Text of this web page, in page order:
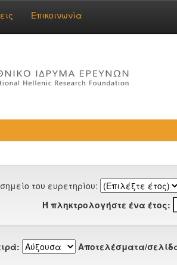
Επικοινωνία
του ευρετηρίου:
Ή πληκτρολογήστε ένα έτος:
Αποτελέσματα/